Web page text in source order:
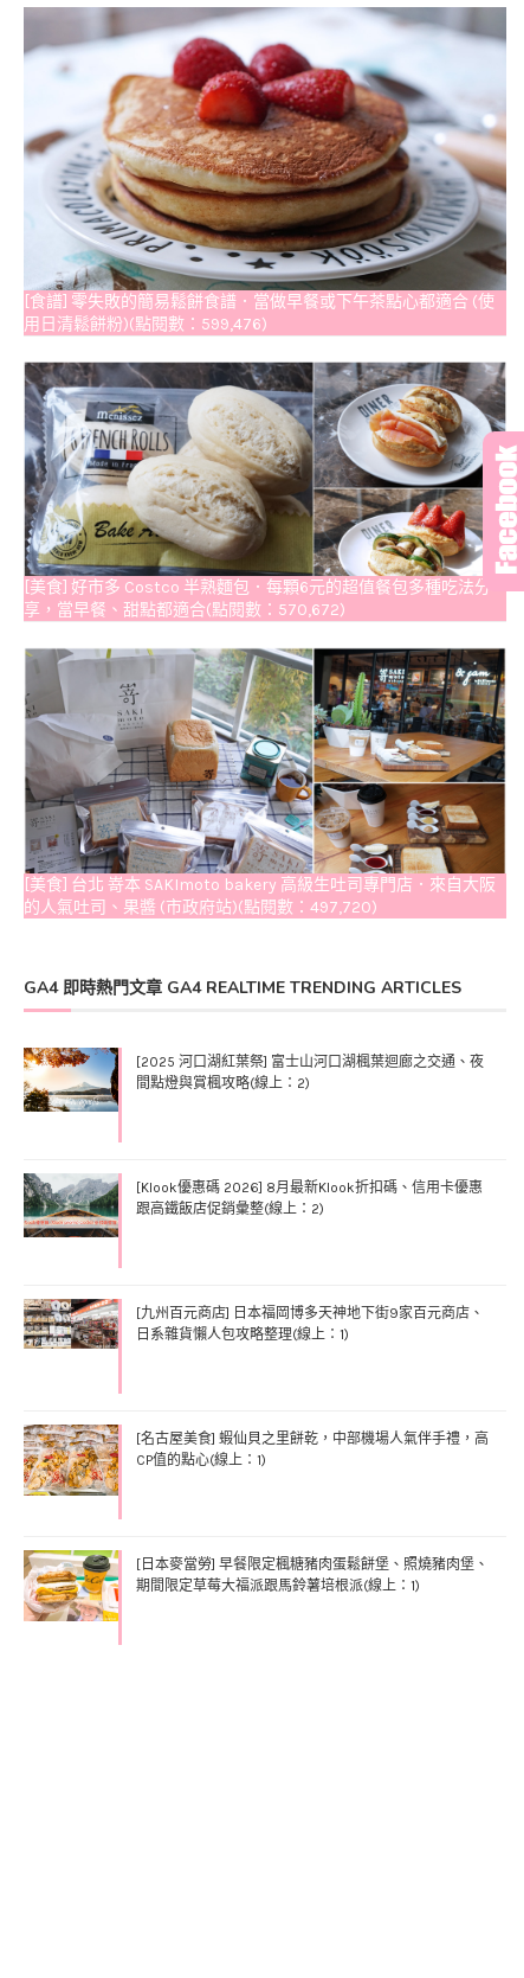
[食譜] 零失敗的簡易鬆餅食譜．當做早餐或下午茶點心都適合 (使
用日清鬆餅粉)(點閱數：599,476)
[美食] 好市多 Costco 半熟麵包．每顆6元的超值餐包多種吃法分
享，當早餐、甜點都適合(點閱數：570,672)
[美食] 台北 嵜本 SAKImoto bakery 高級生吐司專門店．來自大阪
的人氣吐司、果醬 (市政府站)(點閱數：497,720)
GA4 即時熱門文章 GA4 REALTIME TRENDING ARTICLES
[2025 河口湖紅葉祭] 富士山河口湖楓葉迴廊之交通、夜
間點燈與賞楓攻略(線上：2)
[Klook優惠碼 2026] 8月最新Klook折扣碼、信用卡優惠
跟高鐵飯店促銷彙整(線上：2)
[九州百元商店] 日本福岡博多天神地下街9家百元商店、
日系雜貨懶人包攻略整理(線上：1)
[名古屋美食] 蝦仙貝之里餅乾，中部機場人氣伴手禮，高
CP值的點心(線上：1)
[日本麥當勞] 早餐限定楓糖豬肉蛋鬆餅堡、照燒豬肉堡、
期間限定草莓大福派跟馬鈴薯培根派(線上：1)